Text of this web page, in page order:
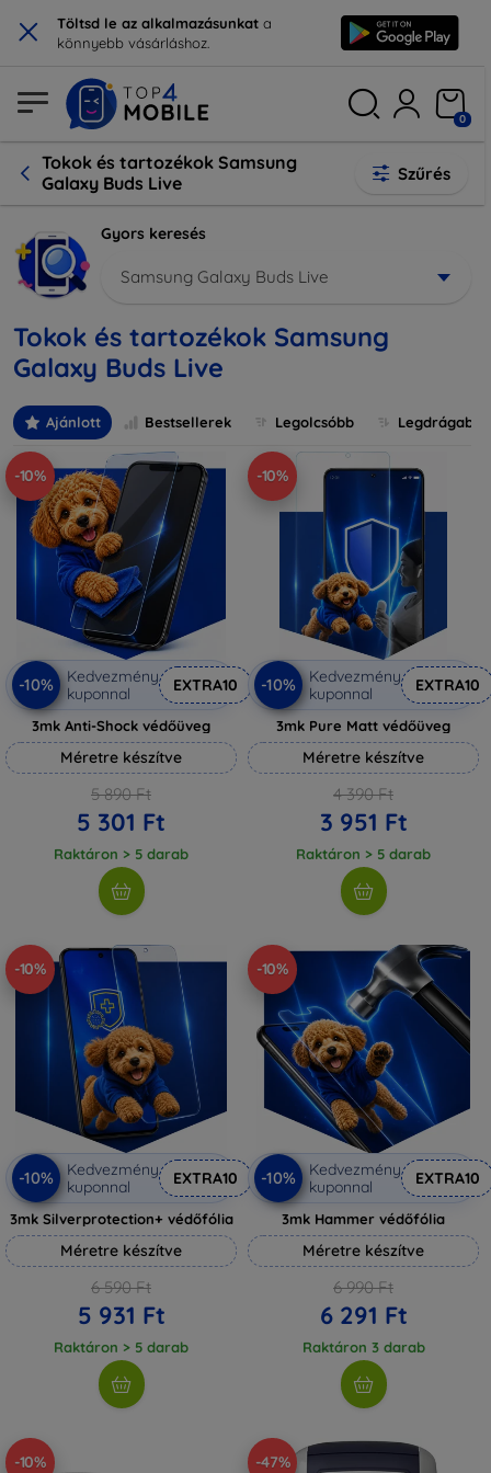
× Töltsd le az alkalmazásunkat a
könnyebb vásárláshoz.
0
Tokok és tartozékok Samsung
Galaxy Buds Live
Szűrés
Gyors keresés
Samsung Galaxy Buds Live
Tokok és tartozékok Samsung
Galaxy Buds Live
Ajánlott Bestsellerek Legolcsóbb Legdrágabb
-10%
-10%
Kedvezmény
kuponnal
EXTRA10
3mk Anti-Shock védőüveg
Méretre készítve
5 890 Ft
5 301 Ft
Raktáron > 5 darab
-10%
-10%
Kedvezmény
kuponnal
EXTRA10
3mk Pure Matt védőüveg
Méretre készítve
4 390 Ft
3 951 Ft
Raktáron > 5 darab
-10%
-10%
Kedvezmény
kuponnal
EXTRA10
3mk Silverprotection+ védőfólia
Méretre készítve
6 590 Ft
5 931 Ft
Raktáron > 5 darab
-10%
-10%
Kedvezmény
kuponnal
EXTRA10
3mk Hammer védőfólia
Méretre készítve
6 990 Ft
6 291 Ft
Raktáron 3 darab
-10% -47%